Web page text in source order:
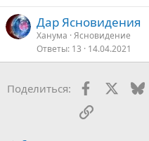
Дар Ясновидения
Ханума Ясновидение
Ответы 13 14.04.2021
Поделиться: Facebook
Ссылка